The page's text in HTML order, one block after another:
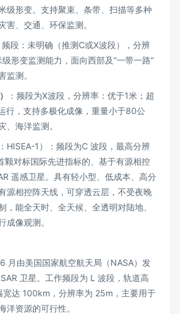
级形变。支持聚束、条带、扫描等多种
害、交通、环保监测。
频段：未明确（推测C或X波段），分辨
形变监测能力，面向西部及“一带一路”
监测。
：频段为X波段，分辨率：优于1米；超
行，支持多极化成像，重量小于80公
、海洋监测。
HISEA-1）：频段为C 波段，最高分辨
颗对标国际先进指标的、基于有源相控
遥感卫星。具有轻小型、低成本、高分
源相控阵天线，可穿透云层，不受夜晚
，能全天时、全天候、全透明对陆地、
成像观测。
月由美国国家航空航天局（NASA）发
卫星。工作频段为 L 波段，轨道高
达 100km，分辨率为 25m，主要用于
洋资源的可行性。